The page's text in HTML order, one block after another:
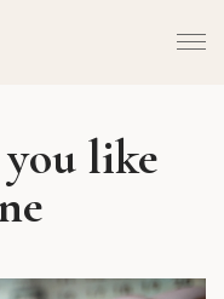
you like